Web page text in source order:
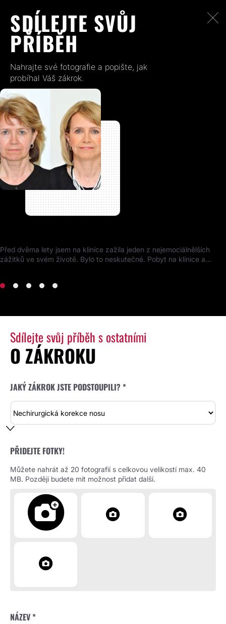
SDÍLEJTE SVŮJ
PŘÍBĚH
Nahrajte své fotografie a popište, jak
probíhal Váš zákrok.
Před dvěma lety jsem na klinice zažila jeden z nejemociálnělších
zážitků ve svém životě. Bylo to neskutečné. Pobyt na klinice a...
Sdílejte svůj příběh s ostatními
O ZÁKROKU
JAKÝ ZÁKROK JSTE PODSTOUPILI? *
PŘIDEJTE FOTKY!
Můžete nahrát až 20 fotografií s celkovou velikostí max. 40
MB. Později budete mít možnost přidat další.
NÁZEV *